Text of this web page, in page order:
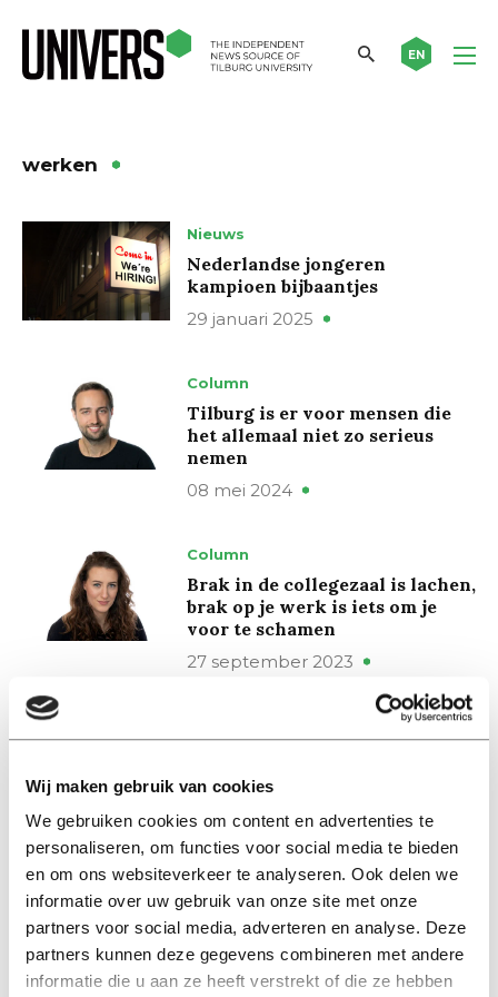
Wij maken gebruik van cookies
We gebruiken cookies om content en advertenties te
personaliseren, om functies voor social media te bieden
en om ons websiteverkeer te analyseren. Ook delen we
informatie over uw gebruik van onze site met onze
partners voor social media, adverteren en analyse. Deze
partners kunnen deze gegevens combineren met andere
informatie die u aan ze heeft verstrekt of die ze hebben
EN
werken
Nieuws
Nederlandse jongeren
kampioen bijbaantjes
29 januari 2025
Column
Tilburg is er voor mensen die
het allemaal niet zo serieus
nemen
08 mei 2024
Column
Brak in de collegezaal is lachen,
brak op je werk is iets om je
voor te schamen
27 september 2023
mensen-baan’ nooit meer
moeten gebruiken
08 juni 2023
Column
Werk is de nieuwe religie
25 juni 2020